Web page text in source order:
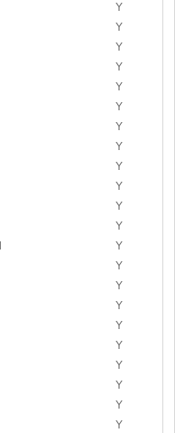
Y
Y
Y
Y
Y
Y
Y
Y
Y
Y
Y
Y
Y
Y
Y
Y
Y
Y
Y
Y
Y
Y